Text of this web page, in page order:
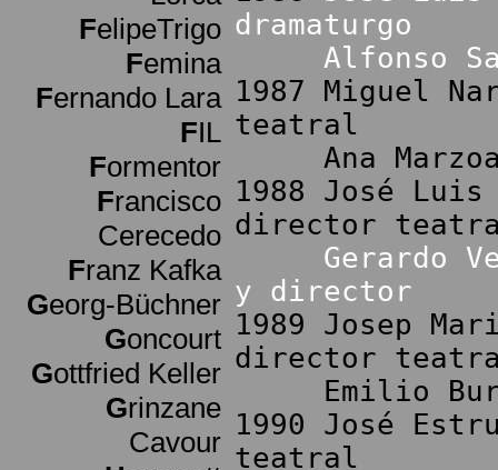
FelipeTrigo
Femina
Fernando Lara
FIL
Formentor
Francisco
Cerecedo
Franz Kafka
Georg-Büchner
Goncourt
Gottfried Keller
Grinzane
Cavour
dramaturgo
Alfonso
1987 Miguel
teatral
Ana Marzoa
1988 José
director
Gerardo
y director
1989 Josep
director
Emilio
1990 José
teatral